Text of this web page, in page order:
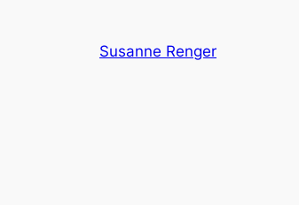
Susanne Renger